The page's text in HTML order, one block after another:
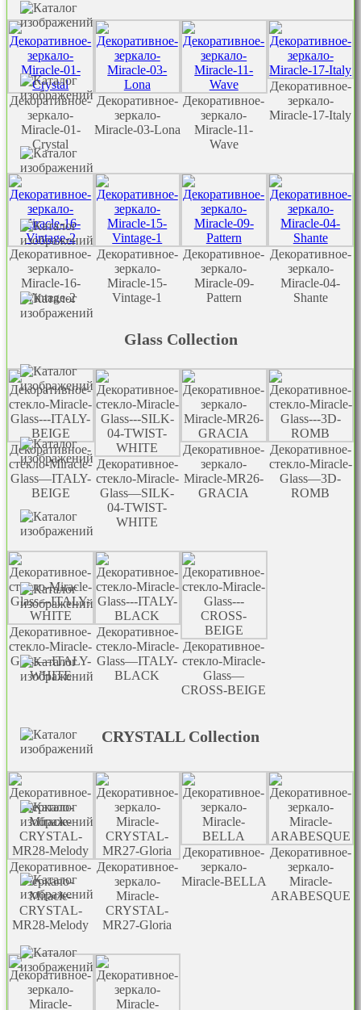
Декоративное-
зеркало-
Miracle-01-
Crystal
Декоративное-
зеркало-
Miracle-03-Lona
Декоративное-
зеркало-
Miracle-11-
Wave
Декоративное-
зеркало-
Miracle-17-Italy
Декоративное-
зеркало-
Miracle-16-
Vintage-2
Декоративное-
зеркало-
Miracle-15-
Vintage-1
Декоративное-
зеркало-
Miracle-09-
Pattern
Декоративное-
зеркало-
Miracle-04-
Shante
Glass Collection
Декоративное-
стекло-Miracle-
Glass—ITALY-
BEIGE
Декоративное-
стекло-Miracle-
Glass—SILK-
04-TWIST-
WHITE
Декоративное-
зеркало-
Miracle-MR26-
GRACIA
Декоративное-
стекло-Miracle-
Glass—3D-
ROMB
Декоративное-
стекло-Miracle-
Glass—ITALY-
WHITE
Декоративное-
стекло-Miracle-
Glass—ITALY-
BLACK
Декоративное-
стекло-Miracle-
Glass—
CROSS-BEIGE
CRYSTALL Collection
Декоративное-
зеркало-
Miracle-
CRYSTAL-
MR28-Melody
Декоративное-
зеркало-
Miracle-
CRYSTAL-
MR27-Gloria
Декоративное-
зеркало-
Miracle-BELLA
Декоративное-
зеркало-
Miracle-
ARABESQUE